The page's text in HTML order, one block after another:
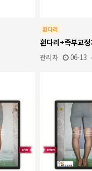
휜다리
휜다리+족부교
관리자 06-13